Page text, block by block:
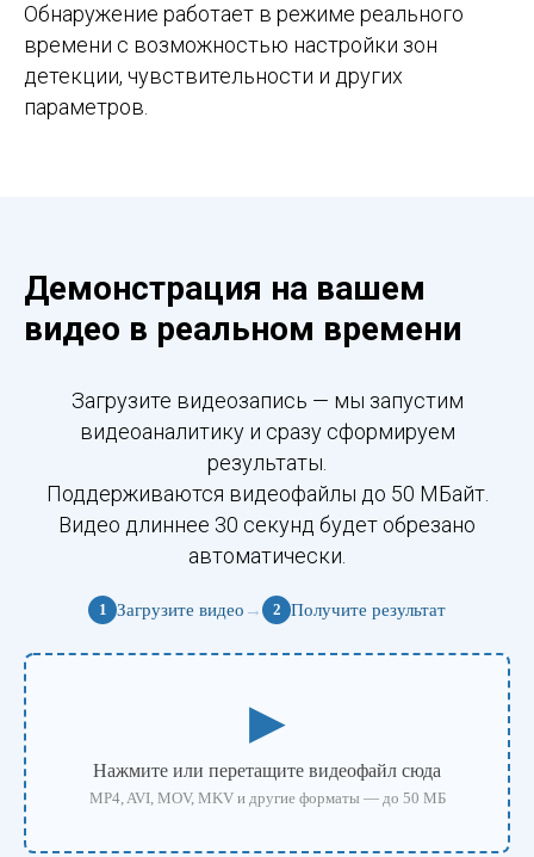
Обнаружение работает в режиме реального
времени с возможностью настройки зон
детекции, чувствительности и других
параметров.
Демонстрация на вашем
видео в реальном времени
Загрузите видеозапись — мы запустим
видеоаналитику и сразу сформируем
результаты.
Поддерживаются видеофайлы до 50 МБайт.
Видео длиннее 30 секунд будет обрезано
автоматически.
1 Загрузите видео → 2 Получите результат
▶
Нажмите или перетащите видеофайл сюда
MP4, AVI, MOV, MKV и другие форматы — до 50 МБ